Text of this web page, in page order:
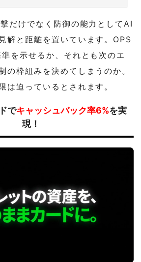
だけでなく防御の能力としてAI
解と距離を置いています。OPS
を示せるか、それとも次のエ
の枠組みを決めてしまうのか。
は迫っているとされます。
でキャッシュバック率6%を実
現！